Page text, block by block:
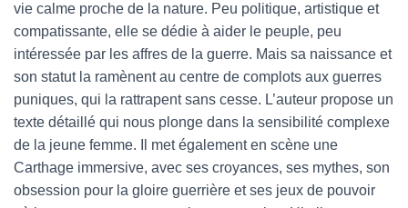
vie calme proche de la nature. Peu politique, artistique et
compatissante, elle se dédie à aider le peuple, peu
intéressée par les affres de la guerre. Mais sa naissance et
son statut la ramènent au centre de complots aux guerres
puniques, qui la rattrapent sans cesse. L’auteur propose un
texte détaillé qui nous plonge dans la sensibilité complexe
de la jeune femme. Il met également en scène une
Carthage immersive, avec ses croyances, ses mythes, son
obsession pour la gloire guerrière et ses jeux de pouvoir